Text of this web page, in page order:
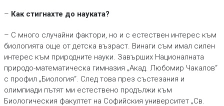
– Как стигнахте до науката?
– С много случайни фактори, но и с естествен интерес към
биологията още от детска възраст. Винаги съм имал силен
интерес към природните науки. Завърших Националната
природо-математическа гимназия „Акад. Любомир Чакалов“
с профил „Биология“. След това през състезания и
олимпиади пътят ми естествено продължи към
Биологическия факултет на Софийския университет „Св.